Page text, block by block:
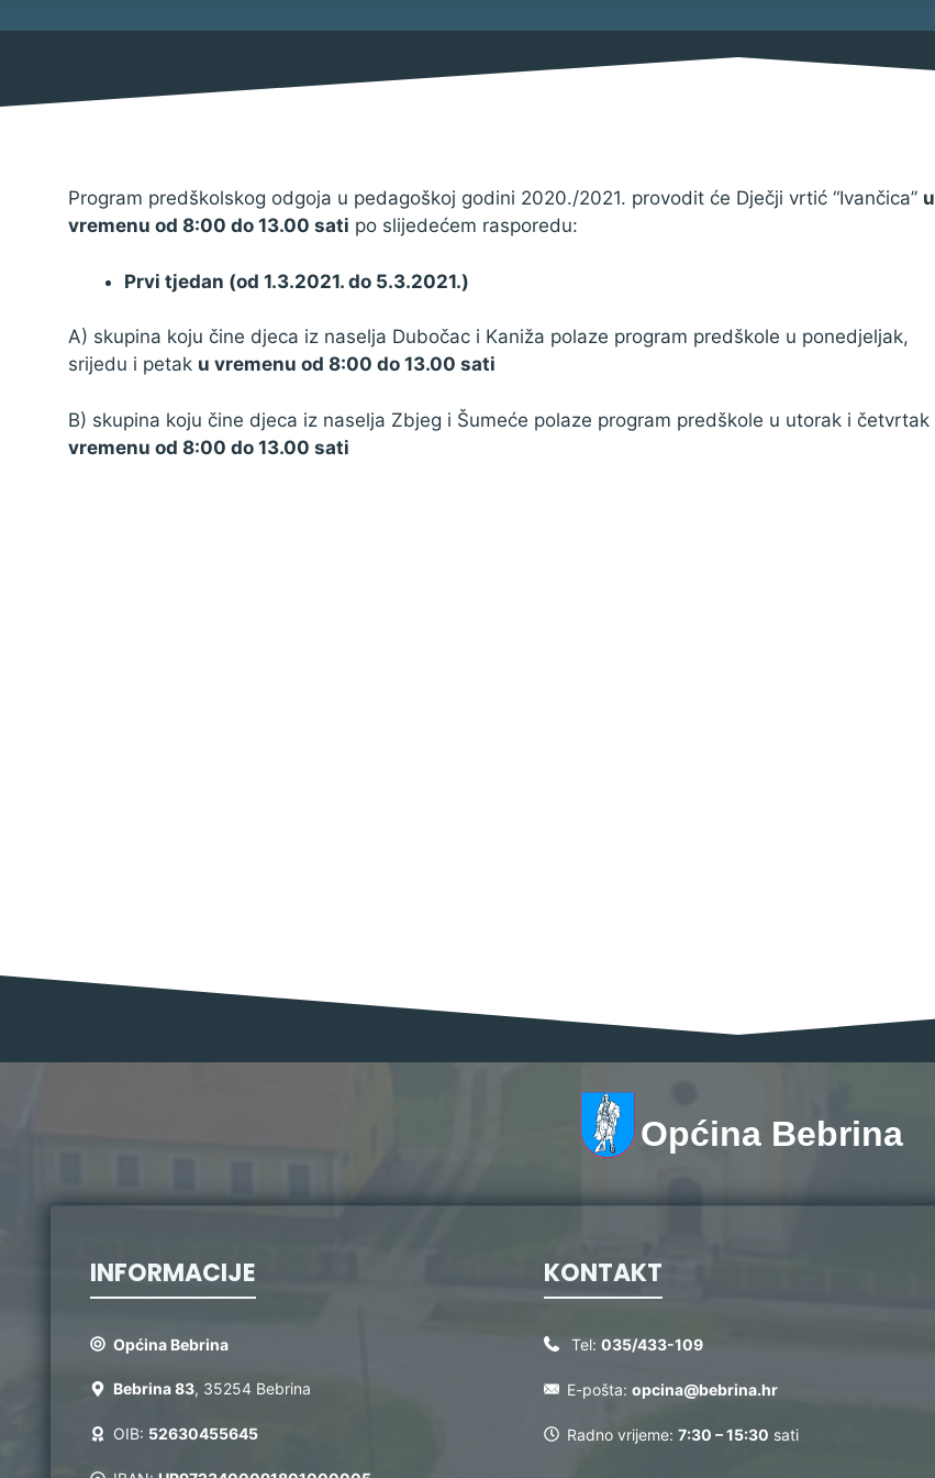
Savjet mladih Općine Bebrina
Imovina
Sponzorstva i donacije
Službene obavijesti
Natječaji za udruge
Natječaji
Izjava o pristupačnosti
Program predškolskog odgoja u pedagoškoj godini 2020./2021. provodit će Dječji vrtić “Ivančica” u
vremenu od 8:00 do 13.00 sati po slijedećem rasporedu:
Prvi tjedan (od 1.3.2021. do 5.3.2021.)
A) skupina koju čine djeca iz naselja Dubočac i Kaniža polaze program predškole u ponedjeljak,
srijedu i petak u vremenu od 8:00 do 13.00 sati
B) skupina koju čine djeca iz naselja Zbjeg i Šumeće polaze program predškole u utorak i četvrtak
vremenu od 8:00 do 13.00 sati
Općina Bebrina
INFORMACIJE
Općina Bebrina
Bebrina 83, 35254 Bebrina
OIB: 52630455645
KONTAKT
Tel:035/433-109
E-pošta:opcina@bebrina.hr
Radno vrijeme:7:30 – 15:30 sati